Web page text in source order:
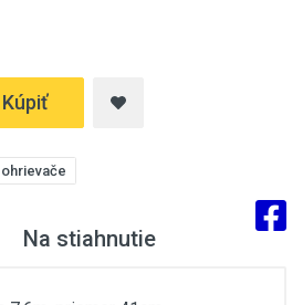
Kúpiť
Na stiahnutie